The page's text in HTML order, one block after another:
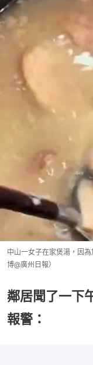
中山一女子在家煲湯，因
博@廣州日報）
鄰居聞了一下
報警：